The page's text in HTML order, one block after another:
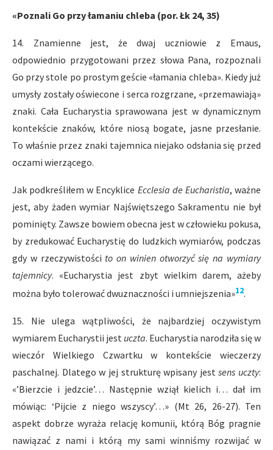
«Poznali Go przy łamaniu chleba (por. Łk 24, 35)
14. Znamienne jest, że dwaj uczniowie z Emaus,
odpowiednio przygotowani przez słowa Pana, rozpoznali
Go przy stole po prostym geście «łamania chleba». Kiedy już
umysły zostały oświecone i serca rozgrzane, «przemawiają»
znaki. Cała Eucharystia sprawowana jest w dynamicznym
kontekście znaków, które niosą bogate, jasne przesłanie.
To właśnie przez znaki tajemnica niejako odsłania się przed
oczami wierzącego.
Jak podkreśliłem w Encyklice Ecclesia de Eucharistia, ważne
jest, aby żaden wymiar Najświętszego Sakramentu nie był
pominięty. Zawsze bowiem obecna jest w człowieku pokusa,
by zredukować Eucharystię do ludzkich wymiarów, podczas
gdy w rzeczywistości to on winien otworzyć się na wymiary
tajemnicy. «Eucharystia jest zbyt wielkim darem, ażeby
można było tolerować dwuznaczności i umniejszenia»12.
15. Nie ulega wątpliwości, że najbardziej oczywistym
wymiarem Eucharystii jest uczta. Eucharystia narodziła się w
wieczór Wielkiego Czwartku w kontekście wieczerzy
paschalnej. Dlatego w jej strukturę wpisany jestsens uczty:
«’Bierzcie i jedzcie’… Następnie wziął kielich i… dał im
mówiąc: ‘Pijcie z niego wszyscy’…» (Mt 26, 26-27). Ten
aspekt dobrze wyraża relację komunii, którą Bóg pragnie
nawiązać z nami i którą my sami winniśmy rozwijać w